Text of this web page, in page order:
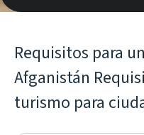
Requisitos para
Afganistán
turismo para